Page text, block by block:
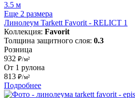
3.5 м
Еще 2 размера
Линолеум Tarkett Favorit - RELICT 1
Коллекция: Favorit
Толщина защитного слоя: 0.3
Розница
932 ₽/м²
От 1 рулона
813 ₽/м²
Подробнее